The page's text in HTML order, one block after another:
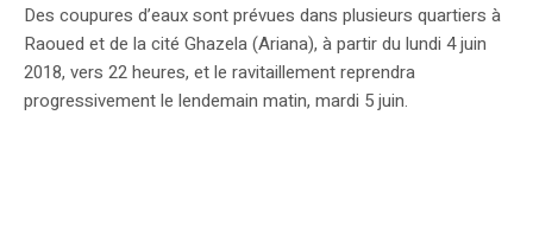
Des coupures d’eaux sont prévues dans plusieurs quartiers à
Raoued et de la cité Ghazela (Ariana), à partir du lundi 4 juin
2018, vers 22 heures, et le ravitaillement reprendra
progressivement le lendemain matin, mardi 5 juin.